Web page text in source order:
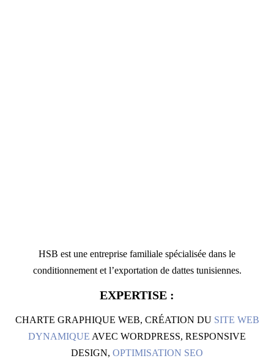
HSB est une entreprise familiale spécialisée dans le
conditionnement et l’exportation de dattes tunisiennes.
EXPERTISE :
CHARTE GRAPHIQUE WEB, CRÉATION DU SITE WEB
DYNAMIQUE AVEC WORDPRESS, RESPONSIVE
DESIGN, OPTIMISATION SEO